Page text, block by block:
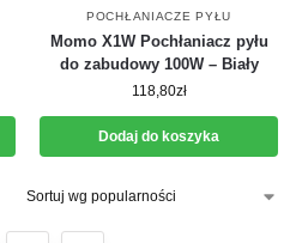
POCHŁANIACZE PYŁU
Momo X1W Pochłaniacz pyłu
do zabudowy 100W – Biały
118,80zł
Dodaj do koszyka